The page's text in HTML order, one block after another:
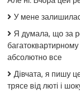
У мене
Я думала, що за
абсолютно все
Дівчата, я пишу
трясе від люті і